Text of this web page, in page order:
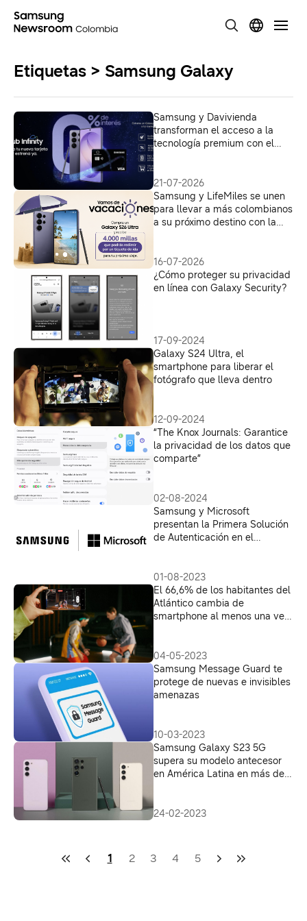
Etiquetas > Samsung Galaxy
Samsung y Davivienda
transforman el acceso a la
tecnología premium con el
21-07-2026
Samsung y LifeMiles se unen
para llevar a más colombianos
a su próximo destino con la
16-07-2026
¿Cómo proteger su privacidad
en línea con Galaxy Security?
17-09-2024
Galaxy S24 Ultra, el
smartphone para liberar el
fotógrafo que lleva dentro
12-09-2024
“The Knox Journals: Garantice
la privacidad de los datos que
comparte”
02-08-2024
Samsung y Microsoft
presentan la Primera Solución
de Autenticación en el
01-08-2023
El 66,6% de los habitantes del
Atlántico cambia de
smartphone al menos una vez
04-05-2023
Samsung Message Guard te
protege de nuevas e invisibles
amenazas
10-03-2023
Samsung Galaxy S23 5G
supera su modelo antecesor
en América Latina en más de
24-02-2023
1 2 3 4 5